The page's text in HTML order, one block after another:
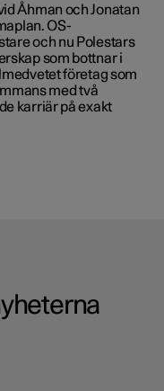
Åhman och Jonatan
OS-
och nu Polestars
som bottnar i
företag som
med två
karriär på exakt